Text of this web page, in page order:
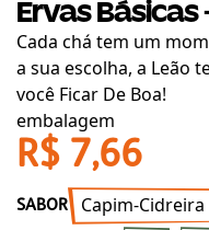
Ervas
Cada chá tem um
a sua escolha, a Leão
você Ficar De Boa!
embalagem
R$ 7,66
SABOR Capim-Cidreira